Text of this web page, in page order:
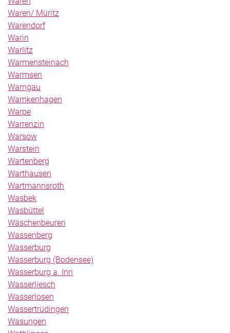
Waren/ Müritz
Warendorf
Warin
Warlitz
Warmensteinach
Warmsen
Warngau
Warnkenhagen
Warpe
Warrenzin
Warsow
Warstein
Wartenberg
Warthausen
Wartmannsroth
Wasbek
Wasbüttel
Wäschenbeuren
Wassenberg
Wasserburg
Wasserburg (Bodensee)
Wasserburg a. Inn
Wasserliesch
Wasserlosen
Wassertrüdingen
Wasungen